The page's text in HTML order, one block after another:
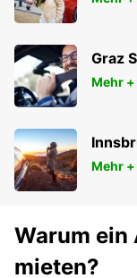
Graz
Mehr +
Mehr +
Warum ein
mieten?